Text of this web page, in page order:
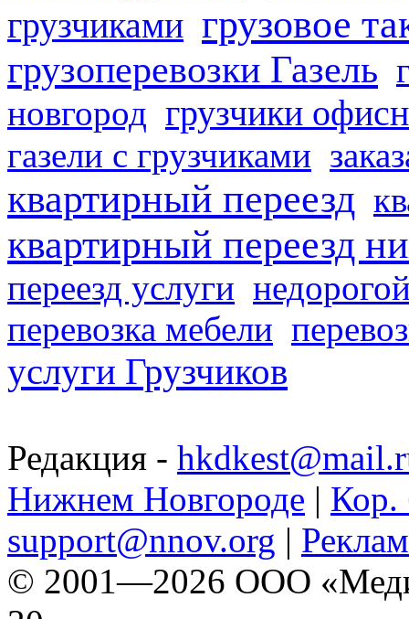
грузчиками грузовое
грузоперевозки Газель
новгород грузчики
газели с грузчиками
квартирный переезд
квартирный переезд
переезд услуги
перевозка мебели
услуги Грузчиков
Редакция -
Нижнем Новгороде | Кор.
support@nnov.org |
© 2001—2026 ООО